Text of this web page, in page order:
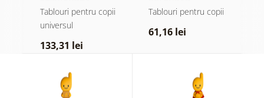
printre planete
Tablouri pentru copii
universul
133,31 lei
Tablouri pentru copii
61,16 lei